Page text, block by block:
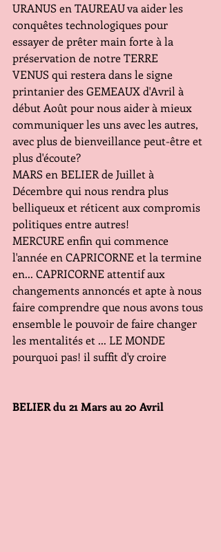
URANUS en TAUREAU va aider les
conquêtes technologiques pour
essayer de prêter main forte à la
préservation de notre TERRE
VENUS qui restera dans le signe
printanier des GEMEAUX d'Avril à
début Août pour nous aider à mieux
communiquer les uns avec les autres,
avec plus de bienveillance peut-être et
plus d'écoute?
MARS en BELIER de Juillet à
Décembre qui nous rendra plus
belliqueux et réticent aux compromis
politiques entre autres!
MERCURE enfin qui commence
l'année en CAPRICORNE et la termine
en... CAPRICORNE attentif aux
changements annoncés et apte à nous
faire comprendre que nous avons tous
ensemble le pouvoir de faire changer
les mentalités et ... LE MONDE
pourquoi pas! il suffit d'y croire
BELIER du 21 Mars au 20 Avril